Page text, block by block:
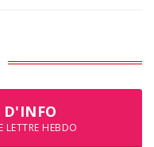
D'INFO
LETTRE HEBDO